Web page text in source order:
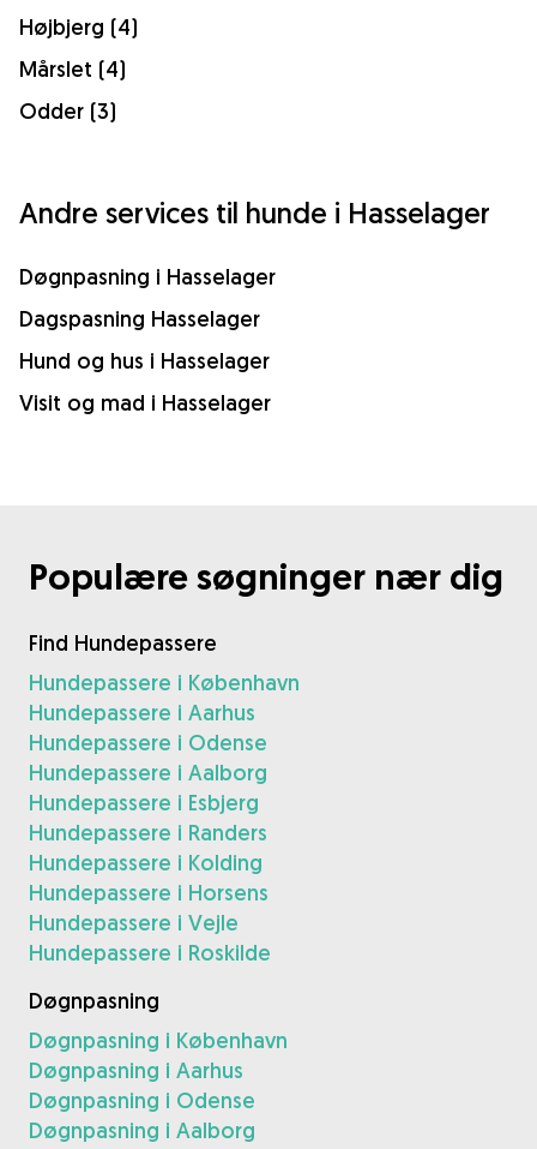
Højbjerg (4)
Mårslet (4)
Odder (3)
Andre services til hunde i Hasselager
Døgnpasning i Hasselager
Dagspasning Hasselager
Hund og hus i Hasselager
Visit og mad i Hasselager
Populære søgninger nær dig
Find Hundepassere
Hundepassere i København
Hundepassere i Aarhus
Hundepassere i Odense
Hundepassere i Aalborg
Hundepassere i Esbjerg
Hundepassere i Randers
Hundepassere i Kolding
Hundepassere i Horsens
Hundepassere i Vejle
Hundepassere i Roskilde
Døgnpasning
Døgnpasning i København
Døgnpasning i Aarhus
Døgnpasning i Odense
Døgnpasning i Aalborg